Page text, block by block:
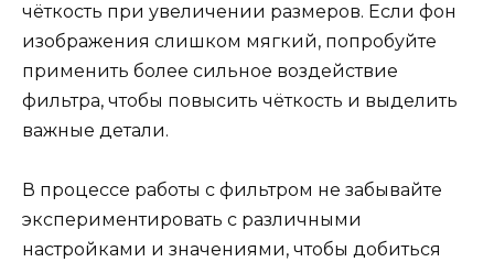
чёткость при увеличении размеров. Если фон
изображения слишком мягкий, попробуйте
применить более сильное воздействие
фильтра, чтобы повысить чёткость и выделить
важные детали.
В процессе работы с фильтром не забывайте
экспериментировать с различными
настройками и значениями, чтобы добиться